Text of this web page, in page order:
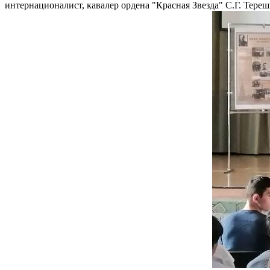
интернационалист, кавалер ордена "Красная Звезда" С.Г.